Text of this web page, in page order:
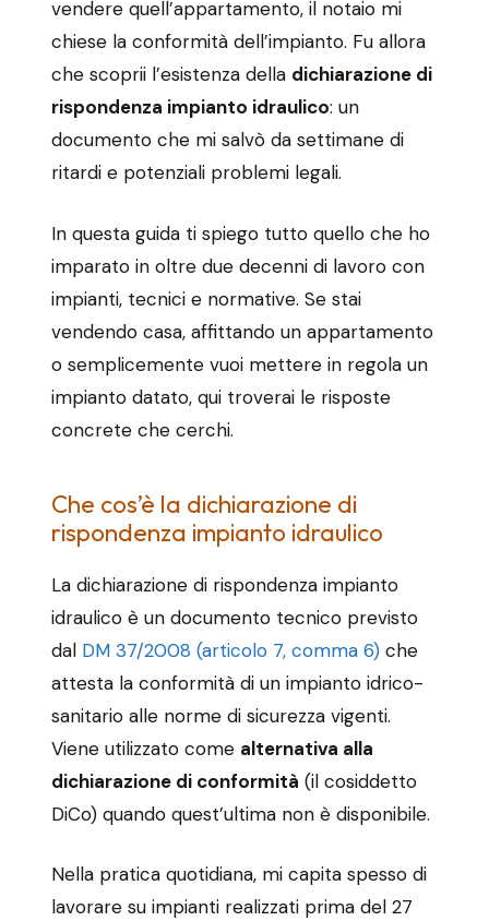
vendere quell’appartamento, il notaio mi
chiese la conformità dell’impianto. Fu allora
che scoprii l’esistenza della dichiarazione di
rispondenza impianto idraulico: un
documento che mi salvò da settimane di
ritardi e potenziali problemi legali.
In questa guida ti spiego tutto quello che ho
imparato in oltre due decenni di lavoro con
impianti, tecnici e normative. Se stai
vendendo casa, affittando un appartamento
o semplicemente vuoi mettere in regola un
impianto datato, qui troverai le risposte
concrete che cerchi.
Che cos’è la dichiarazione di
rispondenza impianto idraulico
La dichiarazione di rispondenza impianto
idraulico è un documento tecnico previsto
dal DM 37/2008 (articolo 7, comma 6) che
attesta la conformità di un impianto idrico-
sanitario alle norme di sicurezza vigenti.
Viene utilizzato come alternativa alla
dichiarazione di conformità (il cosiddetto
DiCo) quando quest’ultima non è disponibile.
Nella pratica quotidiana, mi capita spesso di
lavorare su impianti realizzati prima del 27